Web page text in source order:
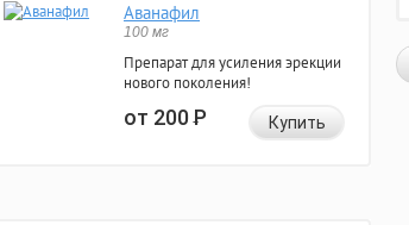
Аванафил
100 мг
Препарат для усиления эрекции
нового поколения!
от 200Р Купить